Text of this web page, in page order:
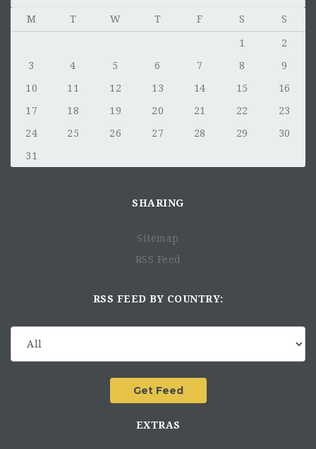
M T W T F S S
1
2
3
4 5 6 7 8
9
10
11 12 13 14 15
16
17
18 19 20 21 22
23
24
25 26 27 28 29
30
31
SHARING
Sitemap
RSS Feed
RSS FEED BY COUNTRY:
EXTRAS